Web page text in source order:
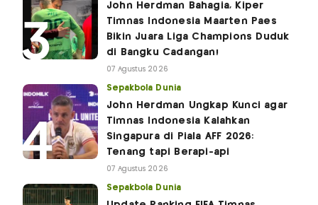
John Herdman Bahagia, Kiper
Timnas Indonesia Maarten Paes
Bikin Juara Liga Champions Duduk
di Bangku Cadangan!
07 Agustus 2026
Sepakbola Dunia
John Herdman Ungkap Kunci agar
Timnas Indonesia Kalahkan
Singapura di Piala AFF 2026:
Tenang tapi Berapi-api
07 Agustus 2026
Sepakbola Dunia